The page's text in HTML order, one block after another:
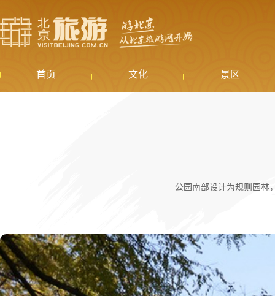
首页 文化 景区
公园南部设计为规则园林